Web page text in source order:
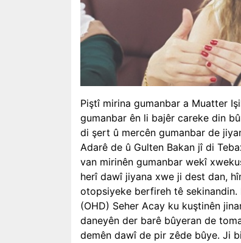
Piştî mirina gumanbar a Muatter
gumanbar ên li bajêr careke din
di şert û mercên gumanbar de
Adarê de û Gulten Bakan jî di
van mirinên gumanbar wekî
herî dawî jiyana xwe ji dest dan,
otopsiyeke berfireh tê sekinandin.
(OHD) Seher Acay ku kuştinên
daneyên der barê bûyeran de
demên dawî de pir zêde bûye. Ji